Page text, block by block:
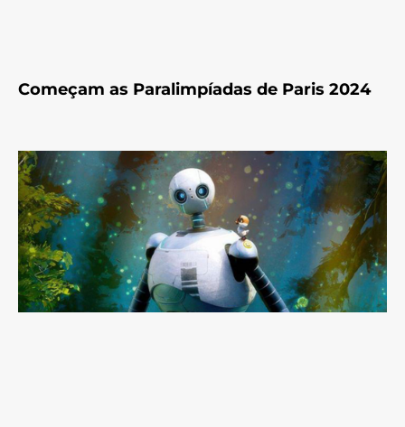
Começam as Paralimpíadas de Paris 2024